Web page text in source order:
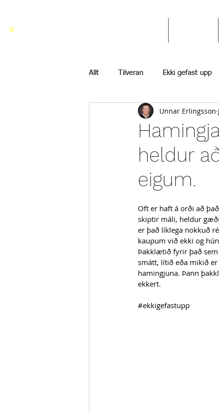
#
Allt Tilveran Ekki gefast upp
heldur
eigum.
Unnar Erlingsson
Oft er haft á orði að
skiptir máli, heldur
er það líklega nokkuð
kaupum við ekki og
Þakklætið fyrir það
smátt, lítið eða mikið
hamingjuna. Þann
ekkert.
#ekkigefastupp